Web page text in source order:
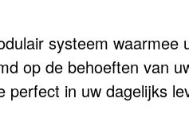
systeem waarmee
op de behoeften van
perfect in uw dagelijks